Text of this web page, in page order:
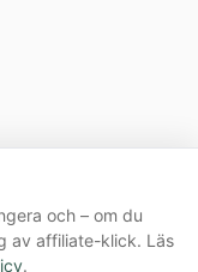
och – om du
av affiliate-klick. Läs
.